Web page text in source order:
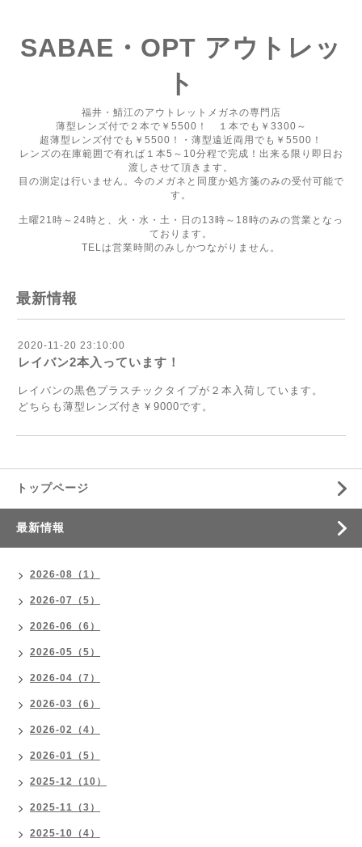
SABAE・OPT アウトレッ
ト
福井・鯖江のアウトレットメガネの専門店
薄型レンズ付で２本で￥5500！ １本でも￥3300～
超薄型レンズ付でも￥5500！・薄型遠近両用でも￥5500！
レンズの在庫範囲で有れば１本5～10分程で完成！出来る限り即日お
渡しさせて頂きます。
目の測定は行いません。今のメガネと同度か処方箋のみの受付可能で
す。
土曜21時～24時と、火・水・土・日の13時～18時のみの営業となっ
ております。
TELは営業時間のみしかつながりません。
最新情報
2020-11-20 23:10:00
レイバン2本入っています！
レイバンの黒色プラスチックタイプが２本入荷しています。
どちらも薄型レンズ付き￥9000です。
トップページ
最新情報
2026-08（1）
2026-07（5）
2026-06（6）
2026-05（5）
2026-04（7）
2026-03（6）
2026-02（4）
2026-01（5）
2025-12（10）
2025-11（3）
2025-10（4）